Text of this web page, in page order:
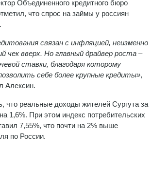
Объединенного кредитного бюро
что спрос на займы у россиян
связан с инфляцией, неизменно
чек вверх. Но главный драйвер роста –
ставки, благодаря которому
себе более крупные кредиты»,
Алексин.
что реальные доходы жителей Сургута за
1,6%. При этом индекс потребительских
7,55%, что почти на 2% выше
по России.